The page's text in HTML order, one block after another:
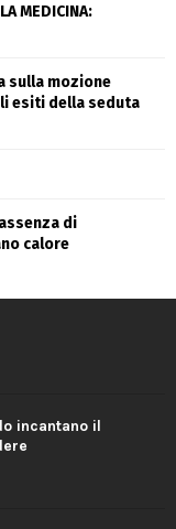
MEDICINA:
sulla mozione
esiti della seduta
di
calore
incantano il